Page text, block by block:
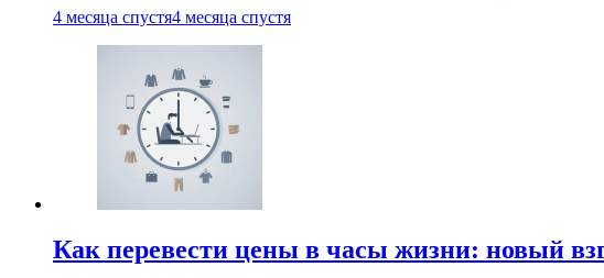
4 месяца спустя4 месяца спустя
Как перевести цены в часы жизни: новый